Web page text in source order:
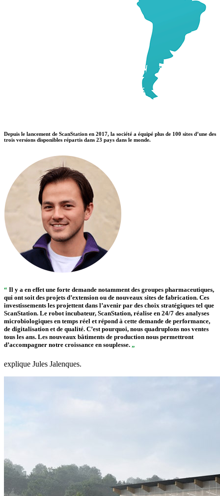
Depuis le lancement de ScanStation en 2017, la société a équipé plus de 100 sites d’une des
trois versions disponibles répartis dans 23 pays dans le monde.
“ Il y a en effet une forte demande notamment des groupes pharmaceutiques,
qui ont soit des projets d’extension ou de nouveaux sites de fabrication. Ces
investissements les projettent dans l’avenir par des choix stratégiques tel que
ScanStation. Le robot incubateur, ScanStation, réalise en 24/7 des analyses
microbiologiques en temps réel et répond à cette demande de performance,
de digitalisation et de qualité. C’est pourquoi, nous quadruplons nos ventes
tous les ans. Les nouveaux bâtiments de production nous permettront
d’accompagner notre croissance en souplesse. „
explique Jules Jalenques.